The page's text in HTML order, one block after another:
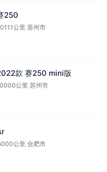
250
公里/苏州市
款 赛250 mini版
公里/苏州市
公里/合肥市